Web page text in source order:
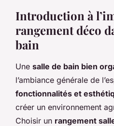
Introduction à
rangement déco
bain
Une salle de bain bien
l’ambiance générale de
fonctionnalités et
créer un environnement
Choisir un rangement